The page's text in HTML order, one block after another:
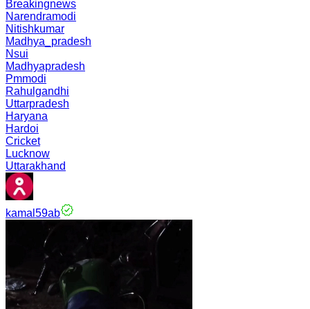
Breakingnews
Narendramodi
Nitishkumar
Madhya_pradesh
Nsui
Madhyapradesh
Pmmodi
Rahulgandhi
Uttarpradesh
Haryana
Hardoi
Cricket
Lucknow
Uttarakhand
kamal59ab